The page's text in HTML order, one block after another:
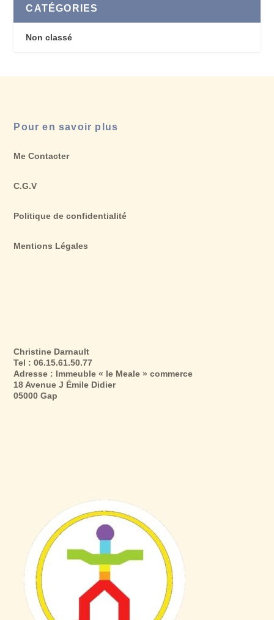
CATÉGORIES
Non classé
Pour en savoir plus
Me Contacter
C.G.V
Politique de confidentialité
Mentions Légales
Christine Darnault
Tel : 06.15.61.50.77
Adresse : Immeuble « le Meale » commerce
18 Avenue J Émile Didier
05000 Gap